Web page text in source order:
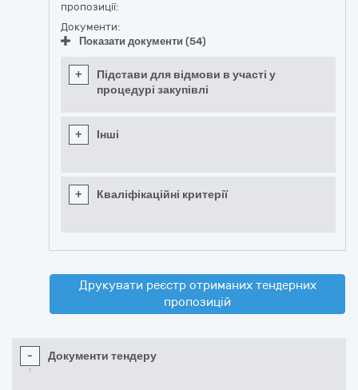
пропозиції:
Документи:
Показати документи (54)
+
Підстави для відмови в участі у
процедурі закупівлі
+ Інші
+ Кваліфікаційні критерії
Друкувати реєстр отриманих тендерних
пропозицій
- Документи тендеру